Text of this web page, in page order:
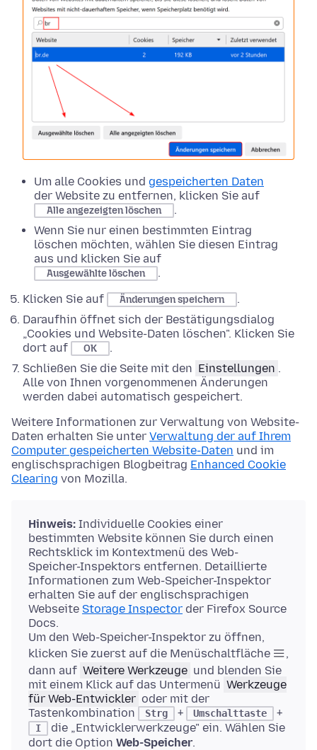
Um alle Cookies und gespeicherten Daten
der Website zu entfernen, klicken Sie auf
Alle angezeigten löschen
.
Wenn Sie nur einen bestimmten Eintrag
löschen möchten, wählen Sie diesen Eintrag
aus und klicken Sie auf
Ausgewählte löschen
.
Klicken Sie auf
Änderungen speichern
.
Daraufhin öffnet sich der Bestätigungsdialog
„Cookies und Website-Daten löschen". Klicken Sie
dort auf
OK
.
Schließen Sie die Seite mit den Einstellungen .
Alle von Ihnen vorgenommenen Änderungen
werden dabei automatisch gespeichert.
Weitere Informationen zur Verwaltung von Website-
Daten erhalten Sie unter Verwaltung der auf Ihrem
Computer gespeicherten Website-Daten und im
englischsprachigen Blogbeitrag Enhanced Cookie
Clearing von Mozilla.
Hinweis: Individuelle Cookies einer
bestimmten Website können Sie durch einen
Rechtsklick im Kontextmenü des Web-
Speicher-Inspektors entfernen. Detaillierte
Informationen zum Web-Speicher-Inspektor
erhalten Sie auf der englischsprachigen
Webseite Storage Inspector der Firefox Source
Docs.
Um den Web-Speicher-Inspektor zu öffnen,
klicken Sie zuerst auf die Menüschaltfläche
,
dann auf Weitere Werkzeuge und blenden Sie
mit einem Klick auf das Untermenü Werkzeuge
für Web-Entwickler oder mit der
Tastenkombination
Strg + Umschalttaste +
I
die „Entwicklerwerkzeuge" ein. Wählen Sie
dort die Option Web-Speicher.